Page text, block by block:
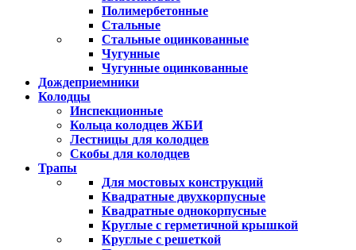
Полимербетонные
Стальные
Стальные оцинкованные
Чугунные
Чугунные оцинкованные
Дождеприемники
Колодцы
Инспекционные
Кольца колодцев ЖБИ
Лестницы для колодцев
Скобы для колодцев
Трапы
Для мостовых конструкций
Квадратные двухкорпусные
Квадратные однокорпусные
Круглые с герметичной крышкой
Круглые с решеткой